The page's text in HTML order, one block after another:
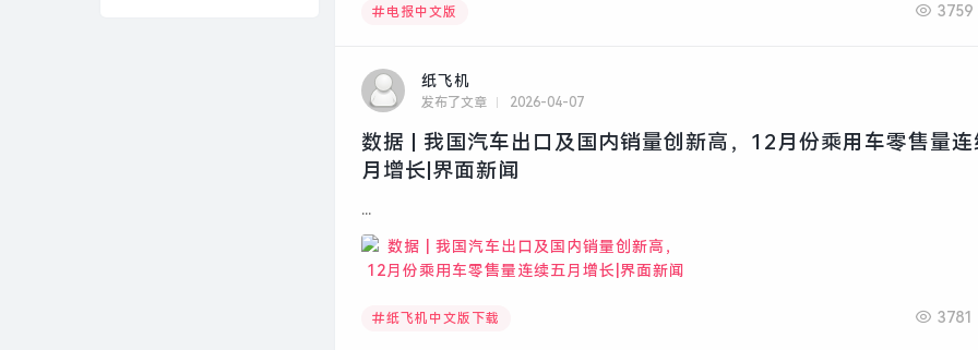
电报中文版 3759
纸飞机
发布了文章 2026-04-07
数据 | 我国汽车出口及国内销量创新高，12月份乘用车零售量
月增长|界面新闻
...
纸飞机中文版下载 3781